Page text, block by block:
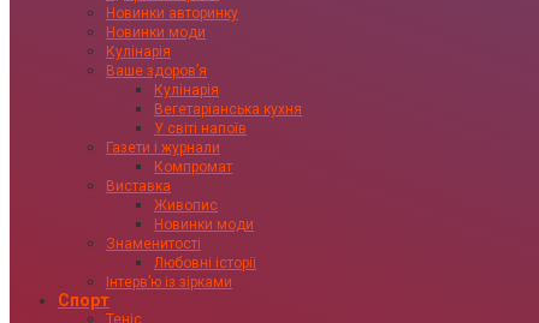
Новинки авторинку
Новинки моди
Кулінарія
Ваше здоровʼя
Кулінарія
Вегетаріанська кухня
У світі напоїв
Газети і журнали
Компромат
Виставка
Живопис
Новинки моди
Знаменитості
Любовні історії
Інтервʼю із зірками
Спорт
Теніс